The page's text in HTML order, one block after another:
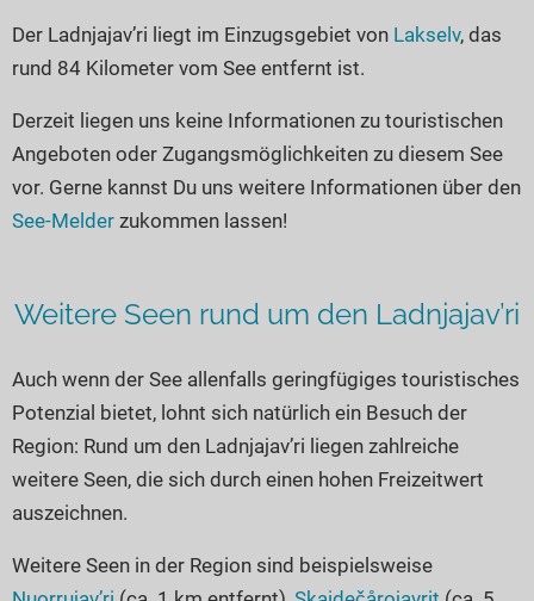
Österreich
Frankreich
Niederlande
Schweden
alle Länder…
Der Ladnjajav’ri liegt im Einzugsgebiet von Lakselv, das
rund 84 Kilometer vom See entfernt ist.
Derzeit liegen uns keine Informationen zu touristischen
Angeboten oder Zugangsmöglichkeiten zu diesem See
vor. Gerne kannst Du uns weitere Informationen über den
See-Melder zukommen lassen!
Weitere Seen rund um den Ladnjajav’ri
Auch wenn der See allenfalls geringfügiges touristisches
Potenzial bietet, lohnt sich natürlich ein Besuch der
Region: Rund um den Ladnjajav’ri liegen zahlreiche
weitere Seen, die sich durch einen hohen Freizeitwert
auszeichnen.
Weitere Seen in der Region sind beispielsweise